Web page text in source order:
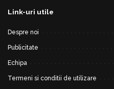
Link-uri utile
Despre noi
Publicitate
Echipa
Termeni si conditii de utilizare